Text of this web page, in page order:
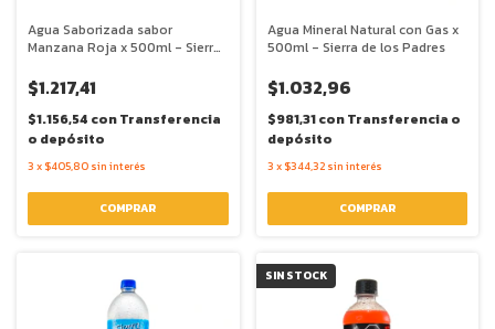
Agua Saborizada sabor
Manzana Roja x 500ml - Sierra
$1.217,41
$1.156,54 conTransferencia
o depósito
3 x $405,80 sin interés
Agua Mineral Natural con Gas x
500ml - Sierra de los Padres
$1.032,96
$981,31conTransferencia o
depósito
3 x $344,32 sin interés
SIN STOCK